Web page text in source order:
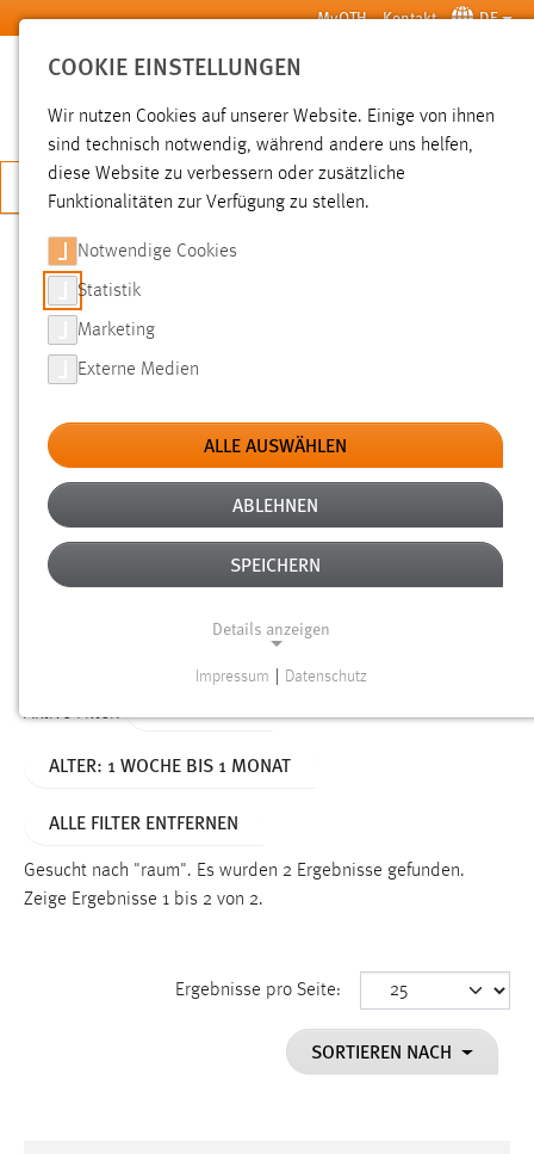
Zum Hauptinhalt springen MyOTH Kontakt DE
SUCHE
JETZT BEWERBEN
SUCHE
FILTER
Typ
Erstellungsdatum
Alter
Aktive Filter:
ALTER: 1 WOCHE BIS 1 MONAT
ALLE FILTER ENTFERNEN
Gesucht nach "raum". Es wurden 2 Ergebnisse gefunden.
Zeige Ergebnisse 1 bis 2 von 2.
Ergebnisse pro Seite:
SORTIEREN NACH
COOKIE EINSTELLUNGEN
Wir nutzen Cookies auf unserer Website. Einige von ihnen
sind technisch notwendig, während andere uns helfen,
diese Website zu verbessern oder zusätzliche
Funktionalitäten zur Verfügung zu stellen.
Notwendige Cookies
Statistik
Marketing
Externe Medien
ALLE AUSWÄHLEN
ABLEHNEN
SPEICHERN
Details anzeigen
Funktionen und sind für die einwandfreie Funktion der
Name:
Dieser Cookie speichert die ausgewählten Einverständnis-
Impressum Datenschutz